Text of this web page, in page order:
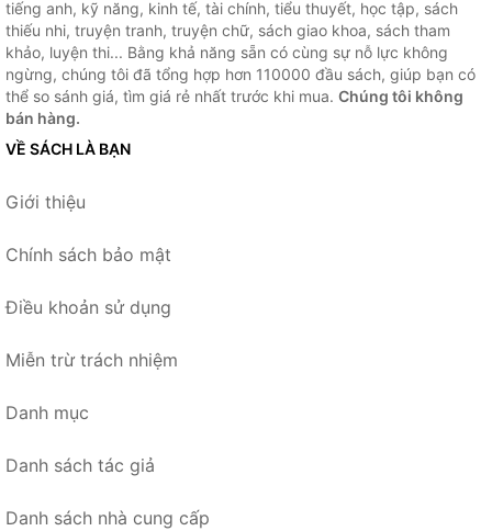
tiếng anh, kỹ năng, kinh tế, tài chính, tiểu thuyết, học tập, sách
thiếu nhi, truyện tranh, truyện chữ, sách giao khoa, sách tham
khảo, luyện thi... Bằng khả năng sẵn có cùng sự nỗ lực không
ngừng, chúng tôi đã tổng hợp hơn 110000 đầu sách, giúp bạn có
thể so sánh giá, tìm giá rẻ nhất trước khi mua. Chúng tôi không
bán hàng.
VỀ SÁCH LÀ BẠN
Giới thiệu
Chính sách bảo mật
Điều khoản sử dụng
Miễn trừ trách nhiệm
Danh mục
Danh sách tác giả
Danh sách nhà cung cấp